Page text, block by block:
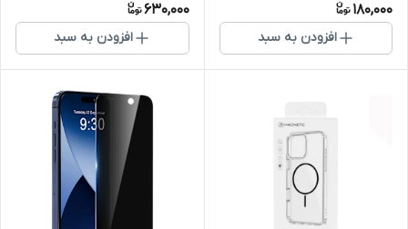
180,000
افزودن به سبد
630,000
افزودن به سبد